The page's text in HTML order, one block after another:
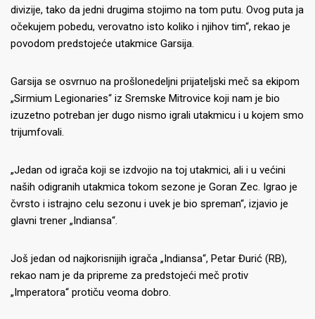
divizije, tako da jedni drugima stojimo na tom putu. Ovog puta ja
očekujem pobedu, verovatno isto koliko i njihov tim“, rekao je
povodom predstojeće utakmice Garsija.
Garsija se osvrnuo na prošlonedeljni prijateljski meč sa ekipom
„Sirmium Legionaries“ iz Sremske Mitrovice koji nam je bio
izuzetno potreban jer dugo nismo igrali utakmicu i u kojem smo
trijumfovali.
„Jedan od igrača koji se izdvojio na toj utakmici, ali i u većini
naših odigranih utakmica tokom sezone je Goran Zec. Igrao je
čvrsto i istrajno celu sezonu i uvek je bio spreman“, izjavio je
glavni trener „Indiansa“.
Još jedan od najkorisnijih igrača „Indiansa“, Petar Đurić (RB),
rekao nam je da pripreme za predstojeći meč protiv
„Imperatora“ protiču veoma dobro.